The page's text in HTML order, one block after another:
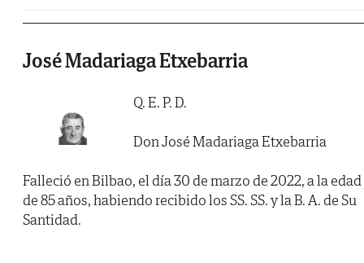
José Madariaga Etxebarria
Q. E. P. D.
Don José Madariaga Etxebarria
Falleció en Bilbao, el día 30 de marzo de 2022, a la edad
de 85 años, habiendo recibido los SS. SS. y la B. A. de Su
Santidad.